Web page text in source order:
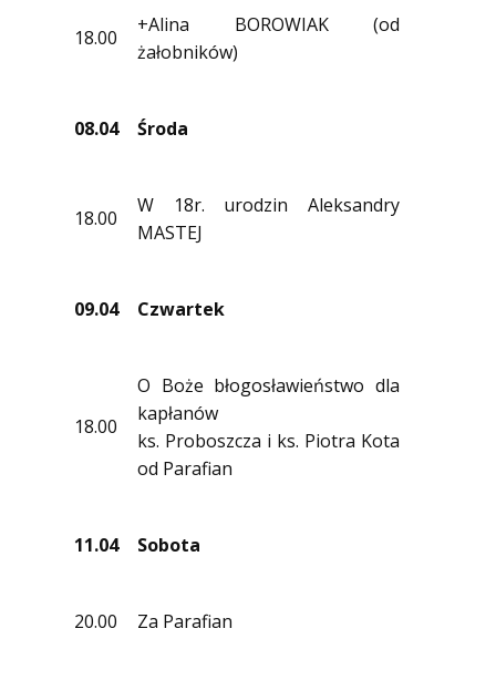
18.00
+Alina BOROWIAK (od
żałobników)
08.04 Środa
18.00
W 18r. urodzin Aleksandry
MASTEJ
09.04 Czwartek
18.00
O Boże błogosławieństwo dla
kapłanów
ks. Proboszcza i ks. Piotra Kota
od Parafian
11.04 Sobota
20.00 Za Parafian